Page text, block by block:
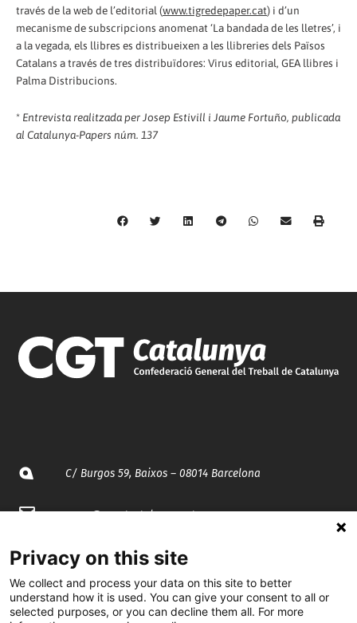
través de la web de l’editorial (www.tigredepaper.cat) i d’un
mecanisme de subscripcions anomenat ‘La bandada de les lletres’, i
a la vegada, els llibres es distribueixen a les llibreries dels Països
Catalans a través de tres distribuïdores: Virus editorial, GEA llibres i
Palma Distribucions.
* Entrevista realitzada per Josep Estivill i Jaume Fortuño, publicada
al Catalunya-Papers núm. 137
C/ Burgos 59, Baixos – 08014 Barcelona
spccc@spcgtcatalunya.cat
935 120 481
@CGTCatalunya
Privacy on this site
We collect and process your data on this site to better
understand how it is used. You can give your consent to all or
selected purposes, or you can decline them all. For more